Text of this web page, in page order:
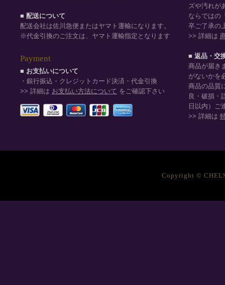
■ 配送について
配送会社は佐川急便またはヤマト運輸になります。
※代金引換のご注文は、ヤマト運輸指定となります
Payment
■ お支払いについて
・銀行振込・クレジットカード決済・代金引換
>> 詳細は お支払い方法について をご確認下さい
ズや汚れが
ならではの
卒ご了承の
>> 詳細は
■ 返品・交
商品が届き
がないかを
商品の品質
良・破損・
日以内）ご
>> 詳細は
Copyright ©